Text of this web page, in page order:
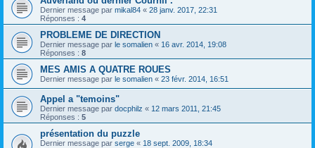
Dernier message par mikal84 « 28 janv. 2017, 22:31
Réponses : 4
PROBLEME DE DIRECTION
Dernier message par le somalien « 16 avr. 2014, 19:08
Réponses : 8
MES AMIS A QUATRE ROUES
Dernier message par le somalien « 23 févr. 2014, 16:51
Appel a "temoins"
Dernier message par docphilz « 12 mars 2011, 21:45
Réponses : 5
présentation du puzzle
Dernier message par serge « 18 sept. 2009, 18:34